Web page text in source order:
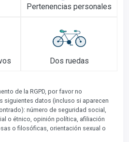
Pertenencias personales
Dos ruedas
de la RGPD, por favor no
siguientes datos (incluso si aparecen
número de seguridad social,
o étnico, opinión política, afiliación
o filosóficas, orientación sexual o